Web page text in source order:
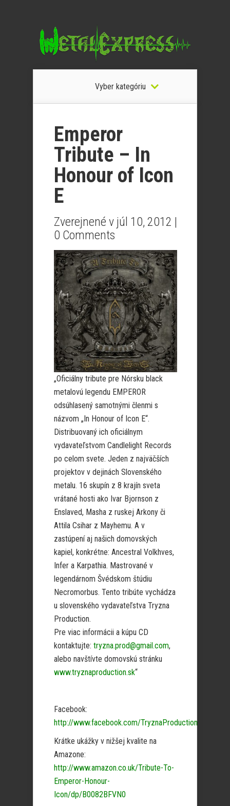
Vyber kategóriu
Emperor
Tribute – In
Honour of Icon
E
Zverejnené v júl 10, 2012 |
0 Comments
„Oficiálny tribute pre Nórsku black
metalovú legendu EMPEROR
odsúhlasený samotnými členmi s
názvom „In Honour of Icon E“.
Distribuovaný ich oficiálnym
vydavateľstvom Candlelight Records
po celom svete. Jeden z najväčších
projektov v dejinách Slovenského
metalu. 16 skupín z 8 krajín sveta
vrátané hosti ako Ivar Bjornson z
Enslaved, Masha z ruskej Arkony či
Attila Csihar z Mayhemu. A v
zastúpení aj našich domovských
kapiel, konkrétne: Ancestral Volkhves,
Infer a Karpathia. Mastrované v
legendárnom Švédskom štúdiu
Necromorbus. Tento tribúte vychádza
u slovenského vydavateľstva Tryzna
Production.
Pre viac informácii a kúpu CD
kontaktujte: tryzna.prod@gmail.com,
alebo navštívte domovskú stránku
www.tryznaproduction.sk“
Facebook:
http://www.facebook.com/TryznaProduction
Krátke ukážky v nižšej kvalite na
Amazone:
http://www.amazon.co.uk/Tribute-To-
Emperor-Honour-
Icon/dp/B0082BFVN0